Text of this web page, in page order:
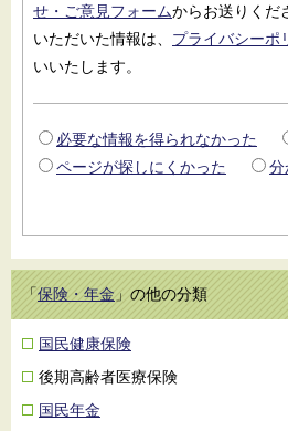
せ・ご意見フォームからお送りくだ
いただいた情報は、 プライバシーポ
いいたします。
必要な情報を得られなかった
ページが探しにくかった
分
「保険・年金」の他の分類
国民健康保険
後期高齢者医療保険
国民年金